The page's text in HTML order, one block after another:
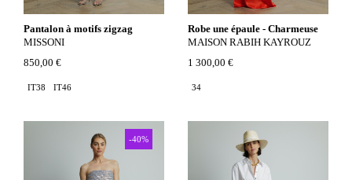
Pantalon à motifs zigzag
MISSONI
850,00 €
IT38 IT46
Robe une épaule - Charmeuse
MAISON RABIH KAYROUZ
1 300,00 €
34
-40%